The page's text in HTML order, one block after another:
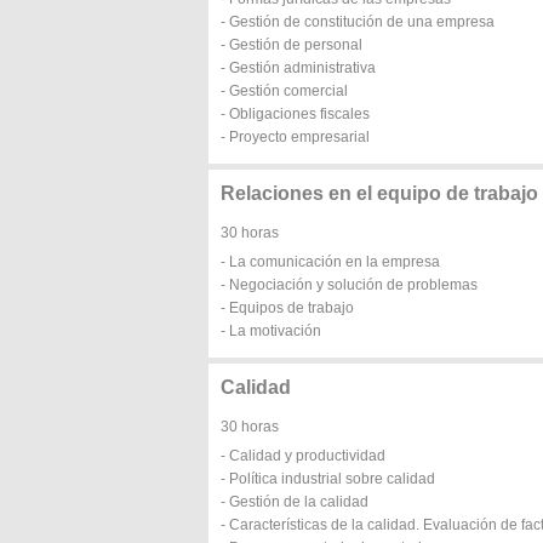
- Gestión de constitución de una empresa
- Gestión de personal
- Gestión administrativa
- Gestión comercial
- Obligaciones fiscales
- Proyecto empresarial
Relaciones en el equipo de trabajo
30 horas
- La comunicación en la empresa
- Negociación y solución de problemas
- Equipos de trabajo
- La motivación
Calidad
30 horas
- Calidad y productividad
- Política industrial sobre calidad
- Gestión de la calidad
- Características de la calidad. Evaluación de